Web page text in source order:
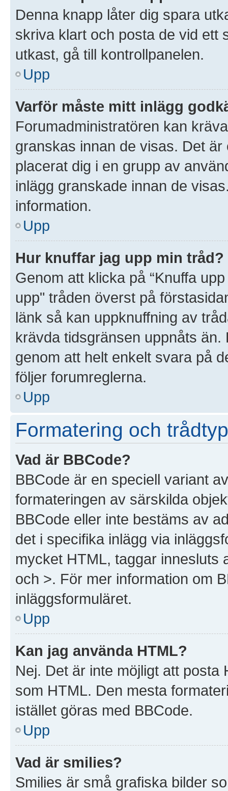
Denna knapp låter dig spara
skriva klart och posta de vid ett
utkast, gå till kontrollpanelen.
Upp
Varför måste mitt inlägg
Forumadministratören kan
granskas innan de visas. Det
placerat dig i en grupp av
inlägg granskade innan de
information.
Upp
Hur knuffar jag upp min tråd?
Genom att klicka på “Knuffa
upp" tråden överst på
länk så kan uppknuffning av
krävda tidsgränsen uppnåts
genom att helt enkelt svara på
följer forumreglerna.
Upp
Formatering och
Vad är BBCode?
BBCode är en speciell variant
formateringen av särskilda
BBCode eller inte bestäms av
det i specifika inlägg via
mycket HTML, taggar innesluts
och >. För mer information om
inläggsformuläret.
Upp
Kan jag använda HTML?
Nej. Det är inte möjligt att
som HTML. Den mesta
istället göras med BBCode.
Upp
Vad är smilies?
Smilies är små grafiska bilder